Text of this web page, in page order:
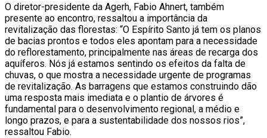
O diretor-presidente da Agerh, Fabio Ahnert, também
presente ao encontro, ressaltou a importância da
revitalização das florestas: “O Espírito Santo já tem os planos
de bacias prontos e todos eles apontam para a necessidade
do reflorestamento, principalmente nas áreas de recarga dos
aquíferos. Nós já estamos sentindo os efeitos da falta de
chuvas, o que mostra a necessidade urgente de programas
de revitalização. As barragens que estamos construindo dão
uma resposta mais imediata e o plantio de árvores é
fundamental para o desenvolvimento regional, a médio e
longo prazos, e para a sustentabilidade dos nossos rios”,
ressaltou Fabio.